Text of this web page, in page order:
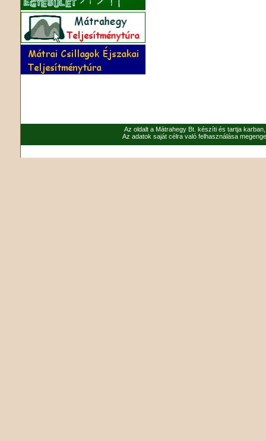
Az oldalt a Mátrahegy Bt. készíti és tartja
Az adatok saját célra való felhasználása